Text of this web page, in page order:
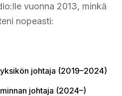
vuonna 2013, minkä
nopeasti:
johtaja (2019–2024)
johtaja (2024–)